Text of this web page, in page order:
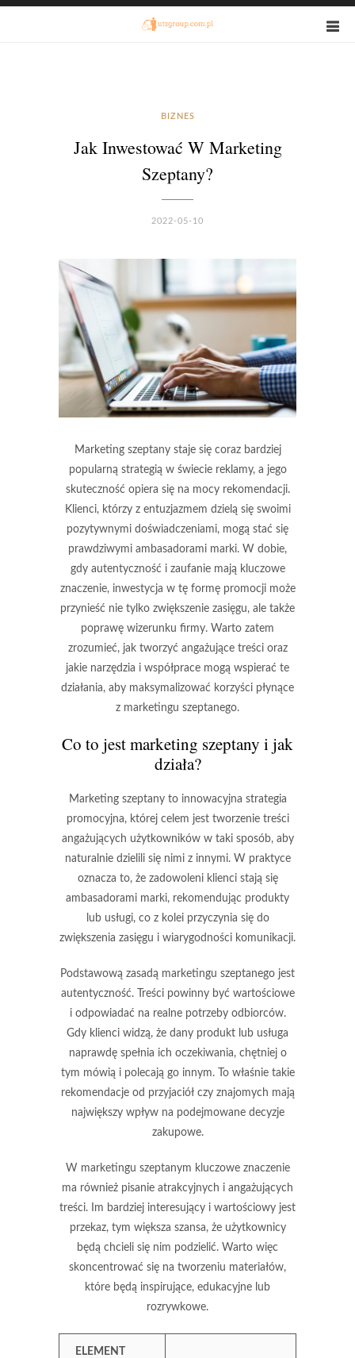
BIZNES
Jak Inwestować W Marketing
Szeptany?
2022-05-10
Marketing szeptany staje się coraz bardziej
popularną strategią w świecie reklamy, a jego
skuteczność opiera się na mocy rekomendacji.
Klienci, którzy z entuzjazmem dzielą się swoimi
pozytywnymi doświadczeniami, mogą stać się
prawdziwymi ambasadorami marki. W dobie,
gdy autentyczność i zaufanie mają kluczowe
znaczenie, inwestycja w tę formę promocji może
przynieść nie tylko zwiększenie zasięgu, ale także
poprawę wizerunku firmy. Warto zatem
zrozumieć, jak tworzyć angażujące treści oraz
jakie narzędzia i współprace mogą wspierać te
działania, aby maksymalizować korzyści płynące
z marketingu szeptanego.
Co to jest marketing szeptany i jak
działa?
Marketing szeptany to innowacyjna strategia
promocyjna, której celem jest tworzenie treści
angażujących użytkowników w taki sposób, aby
naturalnie dzielili się nimi z innymi. W praktyce
oznacza to, że zadowoleni klienci stają się
ambasadorami marki, rekomendując produkty
lub usługi, co z kolei przyczynia się do
zwiększenia zasięgu i wiarygodności komunikacji.
Podstawową zasadą marketingu szeptanego jest
autentyczność. Treści powinny być wartościowe
i odpowiadać na realne potrzeby odbiorców.
Gdy klienci widzą, że dany produkt lub usługa
naprawdę spełnia ich oczekiwania, chętniej o
tym mówią i polecają go innym. To właśnie takie
rekomendacje od przyjaciół czy znajomych mają
największy wpływ na podejmowane decyzje
zakupowe.
W marketingu szeptanym kluczowe znaczenie
ma również pisanie atrakcyjnych i angażujących
treści. Im bardziej interesujący i wartościowy jest
przekaz, tym większa szansa, że użytkownicy
będą chcieli się nim podzielić. Warto więc
skoncentrować się na tworzeniu materiałów,
które będą inspirujące, edukacyjne lub
rozrywkowe.
ELEMENT